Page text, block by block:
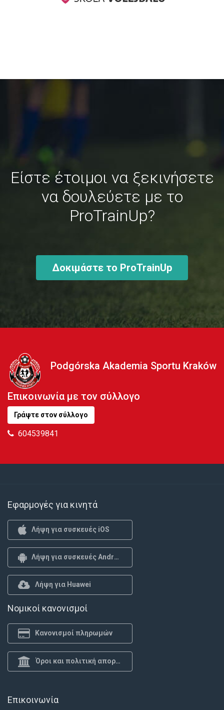
Είστε έτοιμοι να ξεκινήσετε
να δουλεύετε με το
ProTrainUp?
Δοκιμάστε το ProTrainUp
Podgórska Akademia Sportu Kraków
Επικοινωνία με τον σύλλογο
Γράψτε στον σύλλογο
604539841
Εφαρμογές για κινητά
Λήψη για συσκευές iOS
Λήψη για συσκευές Android
Λήψη για Huawei
Νομικοί κανονισμοί
Κανονισμοί πληρωμών
Όροι και πολιτική απορρήτου
Επικοινωνία